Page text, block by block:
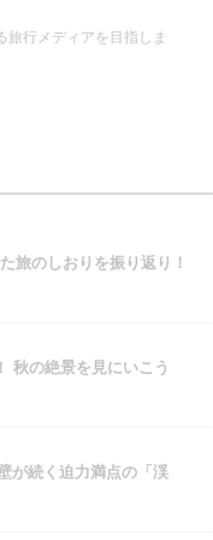
旅行メディアを目指しま
旅のしおりを振り返り！
秋の絶景を見にいこう
が続く迫力満点の「渓